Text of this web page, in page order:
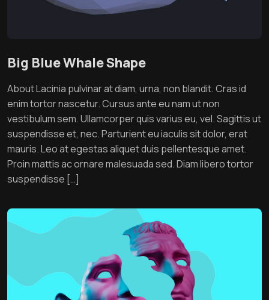
Big Blue Whale Shape
About Lacinia pulvinar at diam, urna, non blandit. Cras id
enim tortor nascetur. Cursus ante eu nam ut non
vestibulum sem. Ullamcorper quis varius eu, vel. Sagittis ut
suspendisse et, nec. Parturient eu iaculis sit dolor, erat
mauris. Leo at egestas aliquet duis pellentesque amet.
Proin mattis ac ornare malesuada sed. Diam libero tortor
suspendisse […]